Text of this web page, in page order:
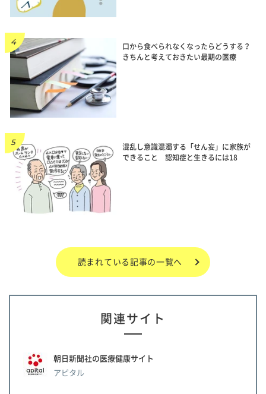
口から食べられなくなったらどうする？
きちんと考えておきたい最期の医療
混乱し意識混濁する「せん妄」に家族が
できること 認知症と生きるには18
読まれている記事の一覧へ
関連サイト
朝日新聞社の医療健康サイト
アピタル